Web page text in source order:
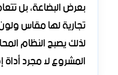
بعرض البضاعة، بل
تجارية لها مقاس
لذلك يصبح النظام
المشروع لا مجرد